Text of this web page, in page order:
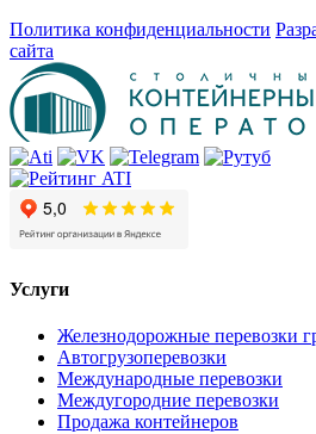
Политика конфиденциальности
сайта
Услуги
Железнодорожные перевозки
Автогрузоперевозки
Международные перевозки
Междугородние перевозки
Продажа контейнеров